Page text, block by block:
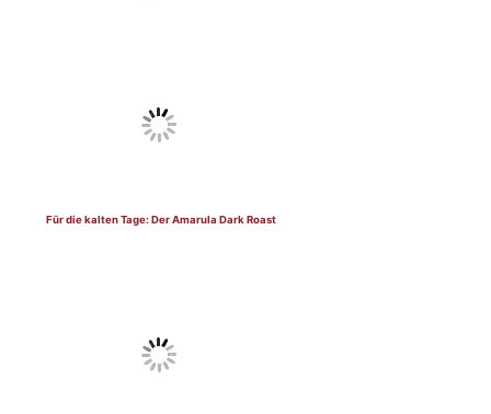
Für die kalten Tage: Der Amarula Dark Roast